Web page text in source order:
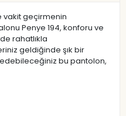
vakit geçirmenin
Penye 194, konforu ve
rahatlıkla
geldiğinde şık bir
bu pantolon,